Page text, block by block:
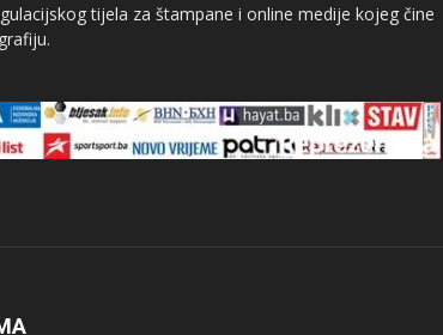
tijela za štampane i online medije kojeg čine